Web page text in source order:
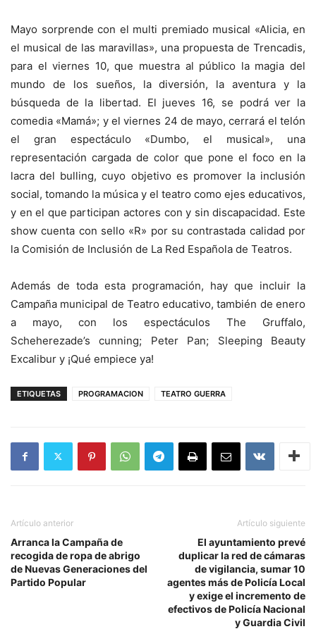
Mayo sorprende con el multi premiado musical «Alicia, en
el musical de las maravillas», una propuesta de Trencadis,
para el viernes 10, que muestra al público la magia del
mundo de los sueños, la diversión, la aventura y la
búsqueda de la libertad. El jueves 16, se podrá ver la
comedia «Mamá»; y el viernes 24 de mayo, cerrará el telón
el gran espectáculo «Dumbo, el musical», una
representación cargada de color que pone el foco en la
lacra del bulling, cuyo objetivo es promover la inclusión
social, tomando la música y el teatro como ejes educativos,
y en el que participan actores con y sin discapacidad. Este
show cuenta con sello «R» por su contrastada calidad por
la Comisión de Inclusión de La Red Española de Teatros.
Además de toda esta programación, hay que incluir la
Campaña municipal de Teatro educativo, también de enero
a mayo, con los espectáculos The Gruffalo,
Scheherezade’s cunning; Peter Pan; Sleeping Beauty
Excalibur y ¡Qué empiece ya!
ETIQUETAS PROGRAMACION TEATRO GUERRA
Artículo anterior
Arranca la Campaña de
recogida de ropa de abrigo
de Nuevas Generaciones del
Partido Popular
Artículo siguiente
El ayuntamiento prevé
duplicar la red de cámaras
de vigilancia, sumar 10
agentes más de Policía Local
y exige el incremento de
efectivos de Policía Nacional
y Guardia Civil